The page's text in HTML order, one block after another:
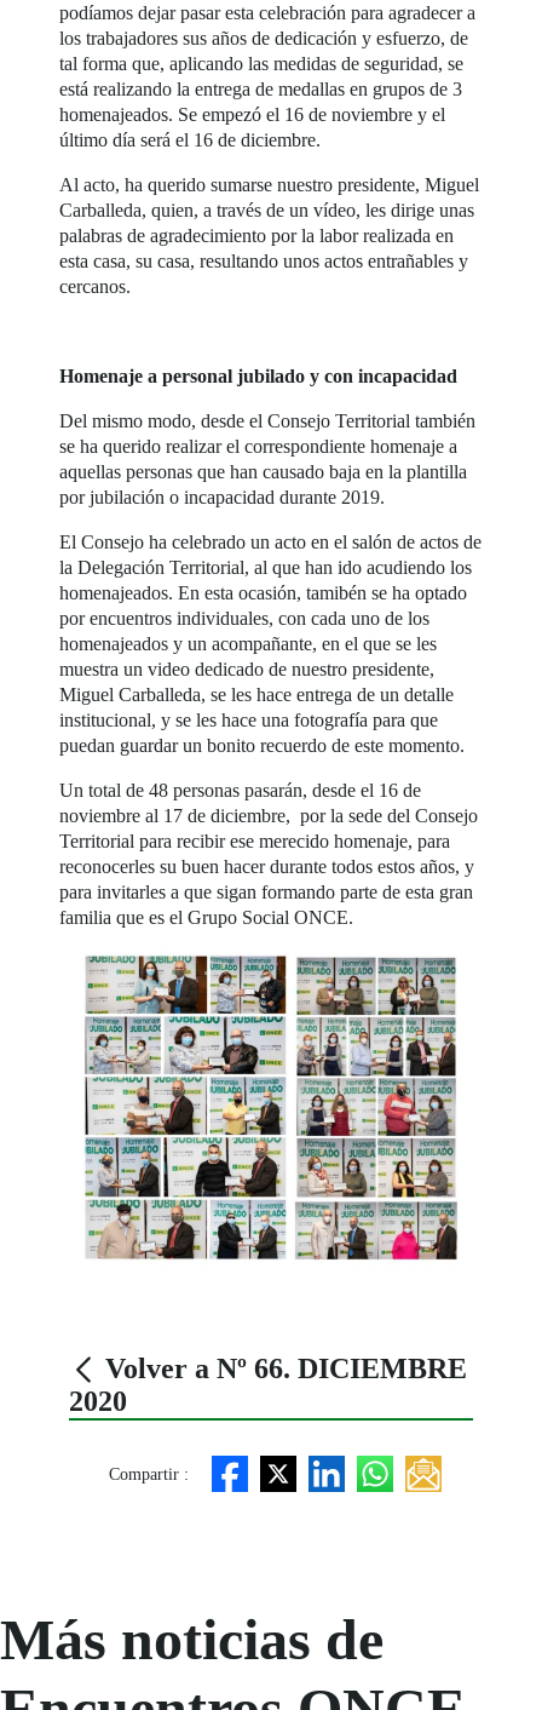
podíamos dejar pasar esta celebración para agradecer a
los trabajadores sus años de dedicación y esfuerzo, de
tal forma que, aplicando las medidas de seguridad, se
está realizando la entrega de medallas en grupos de 3
homenajeados. Se empezó el 16 de noviembre y el
último día será el 16 de diciembre.
Al acto, ha querido sumarse nuestro presidente, Miguel
Carballeda, quien, a través de un vídeo, les dirige unas
palabras de agradecimiento por la labor realizada en
esta casa, su casa, resultando unos actos entrañables y
cercanos.
Homenaje a personal jubilado y con incapacidad
Del mismo modo, desde el Consejo Territorial también
se ha querido realizar el correspondiente homenaje a
aquellas personas que han causado baja en la plantilla
por jubilación o incapacidad durante 2019.
El Consejo ha celebrado un acto en el salón de actos de
la Delegación Territorial, al que han ido acudiendo los
homenajeados. En esta ocasión, tamibén se ha optado
por encuentros individuales, con cada uno de los
homenajeados y un acompañante, en el que se les
muestra un video dedicado de nuestro presidente,
Miguel Carballeda, se les hace entrega de un detalle
institucional, y se les hace una fotografía para que
puedan guardar un bonito recuerdo de este momento.
Un total de 48 personas pasarán, desde el 16 de
noviembre al 17 de diciembre, por la sede del Consejo
Territorial para recibir ese merecido homenaje, para
reconocerles su buen hacer durante todos estos años, y
para invitarles a que sigan formando parte de esta gran
familia que es el Grupo Social ONCE.
Volver a Nº 66. DICIEMBRE
2020
Compartir :
Más noticias de